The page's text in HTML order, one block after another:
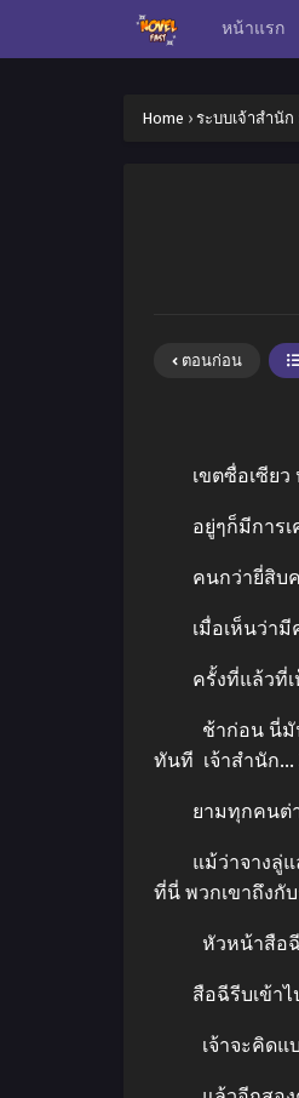
หน้าแรก
Home › ระบบเจ้าสำนัก
ตอนก่อน
เขตซื่อเซียว
อยู่ๆก็มีการเค
คนกว่ายี่สิบคน
เมื่อเห็นว่ามีค
ครั้งที่แล้วที่เห็
ช้าก่อน นี่มัน…เ
ทันที เจ้าสำนัก…
ยามทุกคนต่าง
แม้ว่าจางลู่แล
ที่นี่ พวกเขาถึงกั
หัวหน้าสือฉีรึ
สือฉีรีบเข้าไป
เจ้าจะคิดแบ